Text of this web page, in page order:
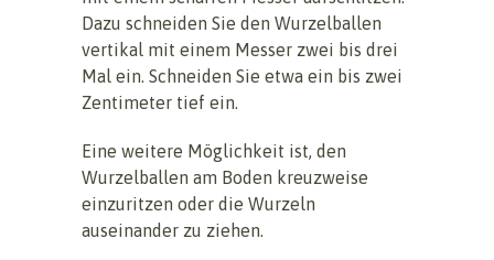
Dazu schneiden Sie den Wurzelballen
vertikal mit einem Messer zwei bis drei
Mal ein. Schneiden Sie etwa ein bis zwei
Zentimeter tief ein.
Eine weitere Möglichkeit ist, den
Wurzelballen am Boden kreuzweise
einzuritzen oder die Wurzeln
auseinander zu ziehen.